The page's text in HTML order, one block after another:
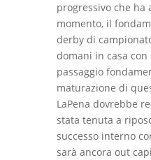
progressivo che ha
momento, il
derby di
domani in casa
passaggio
maturazione di
LaPena dovrebbe
stata tenuta a
successo interno
sarà ancora out